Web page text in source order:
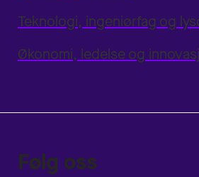
Teknologi, ingeniørfag og
Økonomi, ledelse og
Følg oss